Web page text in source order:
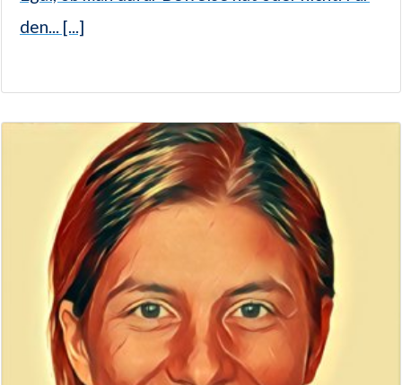
den... [...]